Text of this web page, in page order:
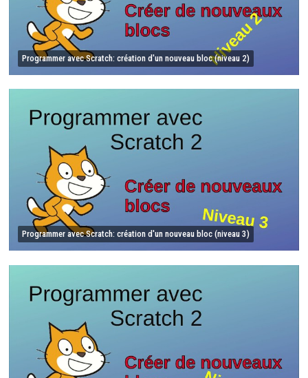
Programmer avec Scratch: création d'un nouveau bloc (niveau 2)
Programmer avec Scratch: création d'un nouveau bloc (niveau 3)